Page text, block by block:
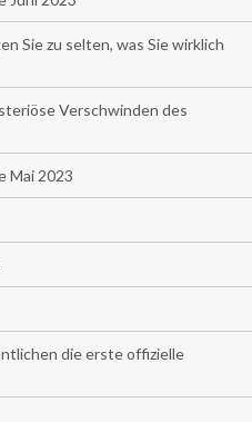
Sie zu selten, was Sie wirklich
Verschwinden des
Mai 2023
die erste offizielle